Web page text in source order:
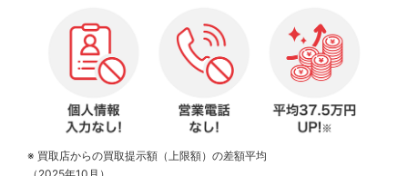
※ 買取店からの買取提示額（上限額）の差額平均